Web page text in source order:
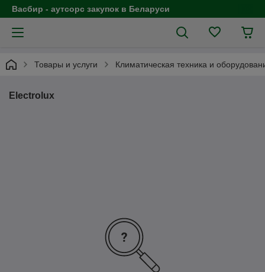
Васбир - аутсорс закупок в Беларуси
Товары и услуги Климатическая техника и
Electrolux